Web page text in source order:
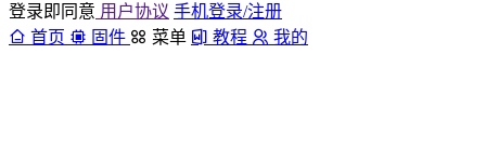
登录即同意 用户协议 手机登录/注册
首页
固件 菜单 教程 我的